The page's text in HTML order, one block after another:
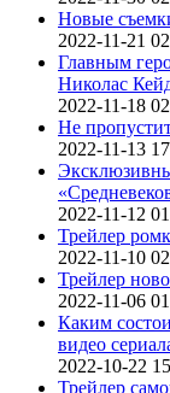
Новые
2022-11-21
Главным
Николас
2022-11-18
Не
2022-11-13
2022-11-12
Трейлер
2022-11-10
Трейлер
2022-11-06
Каким
видео
2022-10-22
Трейлер